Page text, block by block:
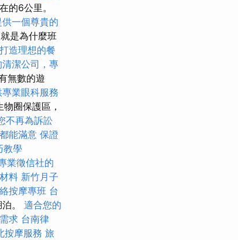
的6公里。
一個尊貴的
是為什麼班
造理想的餐
潔公司，專
無數的遊
業眼科服務
圈保護區，
不再為訴訟
能滿意 保證
教學
業徵信社的
料 新竹月子
按摩專班 台
。 適合您的
求 台南律
按摩服務 旅